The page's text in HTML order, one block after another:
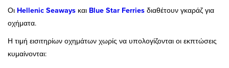
Οι Hellenic Seaways και Blue Star Ferries διαθέτουν γκαράζ για
οχήματα.
Η τιμή εισιτηρίων οχημάτων χωρίς να υπολογίζονται οι εκπτώσεις
κυμαίνονται: